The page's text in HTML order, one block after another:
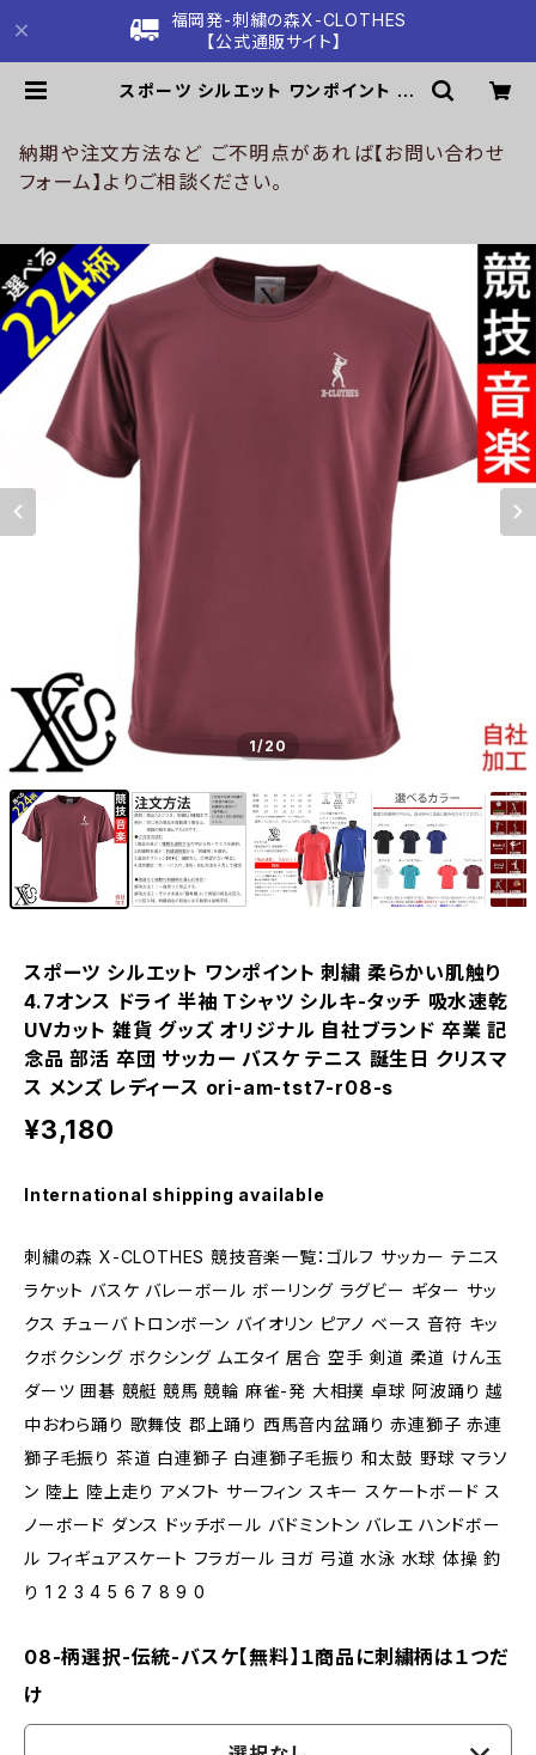
福岡発-刺繍の森X-CLOTHES
【公式通販サイト】
スポーツ シルエット ワンポイント 刺
UVカット 雑貨 グッズ オリジナル 自
社ブランド 卒業 記念品 部活 卒団 サ
ッカー バスケ テニス 誕生日 クリスマ
式通販サイト】
納期や注文方法など ご不明点があれば【お問い合わせ
フォーム】よりご相談ください。
1/20
スポーツ シルエット ワンポイント 刺繍 柔らかい肌触り
4.7オンス ドライ 半袖 Tシャツ シルキ-タッチ 吸水速乾
UVカット 雑貨 グッズ オリジナル 自社ブランド 卒業 記
念品 部活 卒団 サッカー バスケ テニス 誕生日 クリスマ
ス メンズ レディース ori-am-tst7-r08-s
¥3,180
International shipping available
刺繍の森 X-CLOTHES 競技音楽一覧：ゴルフ サッカー テニス
ラケット バスケ バレーボール ボーリング ラグビー ギター サッ
クス チューバ トロンボーン バイオリン ピアノ ベース 音符 キッ
クボクシング ボクシング ムエタイ 居合 空手 剣道 柔道 けん玉
ダーツ 囲碁 競艇 競馬 競輪 麻雀-発 大相撲 卓球 阿波踊り 越
中おわら踊り 歌舞伎 郡上踊り 西馬音内盆踊り 赤連獅子 赤連
獅子毛振り 茶道 白連獅子 白連獅子毛振り 和太鼓 野球 マラソ
ン 陸上 陸上走り アメフト サーフィン スキー スケートボード ス
ノーボード ダンス ドッチボール バドミントン バレエ ハンドボー
ル フィギュアスケート フラガール ヨガ 弓道 水泳 水球 体操 釣
り 1 2 3 4 5 6 7 8 9 0
08-柄選択-伝統-バスケ【無料】１商品に刺繍柄は１つだ
け